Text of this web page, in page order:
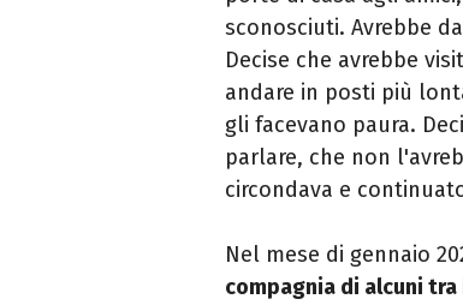
sconosciuti. Avrebbe
Decise che avrebbe
andare in posti più
gli facevano paura.
parlare, che non
circondava e
Nel mese di gennaio
compagnia di alcuni